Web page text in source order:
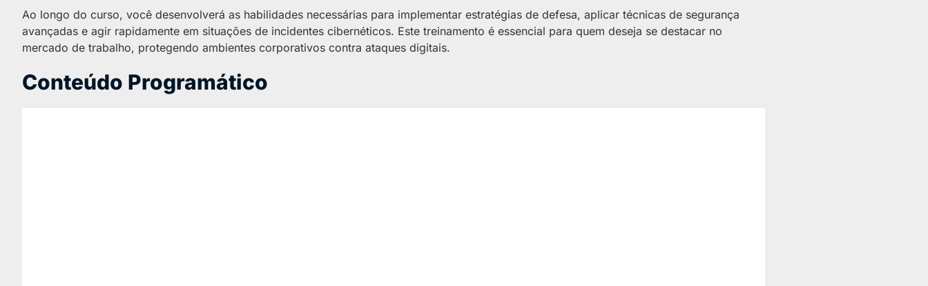
Ao longo do curso, você desenvolverá as habilidades necessárias para implementar estratégias de defesa, aplicar técnicas de segurança
avançadas e agir rapidamente em situações de incidentes cibernéticos. Este treinamento é essencial para quem deseja se destacar no
mercado de trabalho, protegendo ambientes corporativos contra ataques digitais.
Conteúdo Programático